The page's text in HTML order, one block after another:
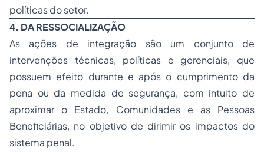
políticas do setor.
4. DA RESSOCIALIZAÇÃO
As ações de integração são um conjunto de
intervenções técnicas, políticas e gerenciais, que
possuem efeito durante e após o cumprimento da
pena ou da medida de segurança, com intuito de
aproximar o Estado, Comunidades e as Pessoas
Beneficiárias, no objetivo de dirimir os impactos do
sistema penal.